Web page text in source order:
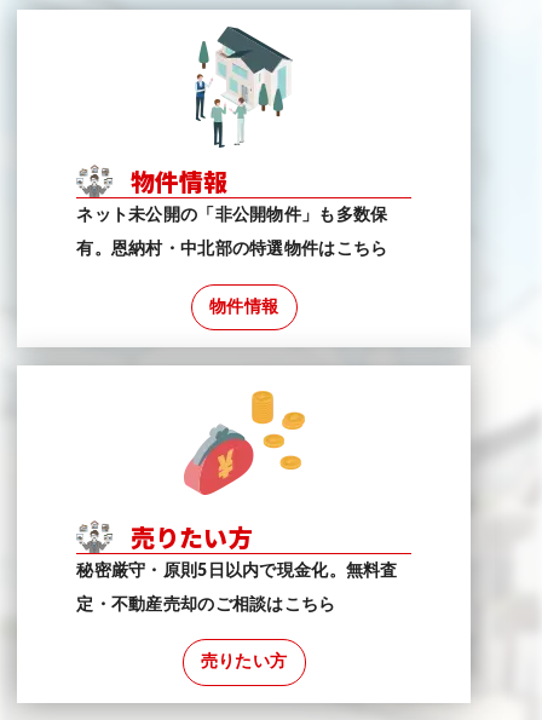
物件情報
ネット未公開の「非公開物件」も多数保
有。恩納村・中北部の特選物件はこちら
物件情報
売りたい方
秘密厳守・原則5日以内で現金化。無料査
定・不動産売却のご相談はこちら
売りたい方